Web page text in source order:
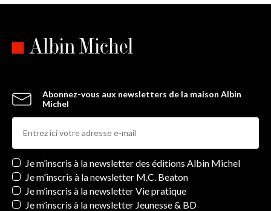
Abonnez-vous aux newsletters de la maison Albin
Michel
Newsletters
Je m’inscris à la newsletter des éditions Albin Michel
Je m'inscris à la newsletter M.C. Beaton
Je m’inscris à la newsletter Vie pratique
Je m’inscris à la newsletter Jeunesse & BD